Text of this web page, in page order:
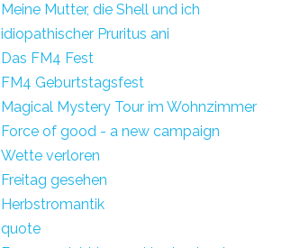
Meine Mutter, die Shell und ich
idiopathischer Pruritus ani
Das FM4 Fest
FM4 Geburtstagsfest
Magical Mystery Tour im Wohnzimmer
Force of good - a new campaign
Wette verloren
Freitag gesehen
Herbstromantik
quote